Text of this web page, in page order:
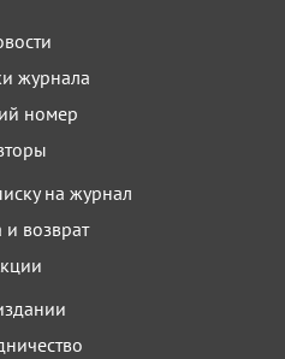
журнала
номер
на журнал
и возврат